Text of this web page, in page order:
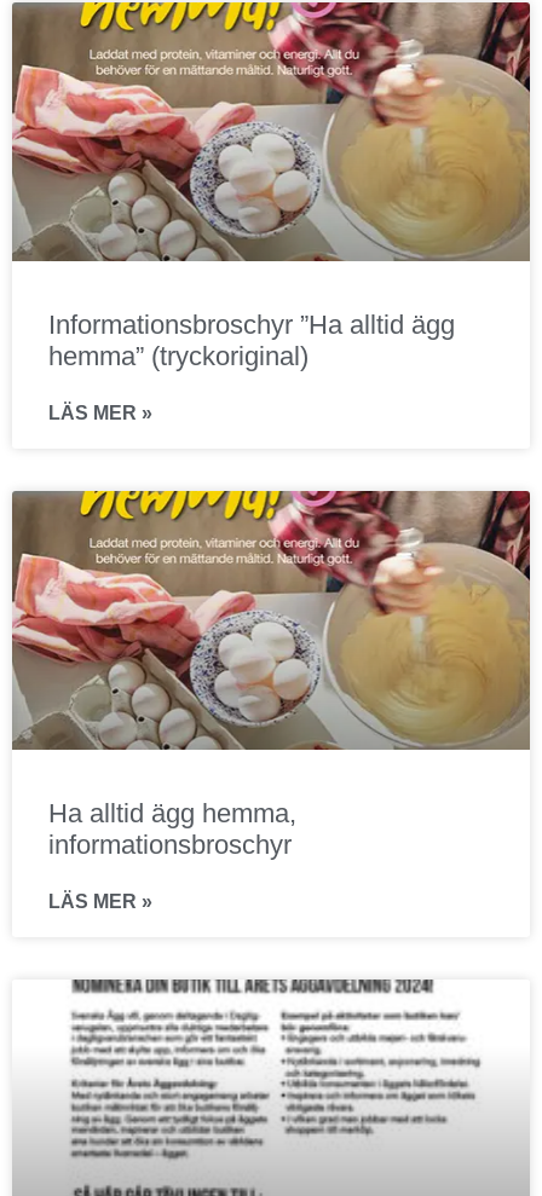
Informationsbroschyr ”Ha alltid ägg
hemma” (tryckoriginal)
LÄS MER »
Ha alltid ägg hemma,
informationsbroschyr
LÄS MER »